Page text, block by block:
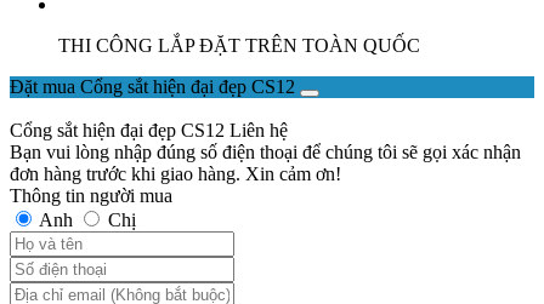
THI CÔNG LẮP ĐẶT TRÊN TOÀN QUỐC
Đặt mua Cổng sắt hiện đại đẹp CS12
Cổng sắt hiện đại đẹp CS12 Liên hệ
Bạn vui lòng nhập đúng số điện thoại để chúng tôi sẽ gọi xác nhận
đơn hàng trước khi giao hàng. Xin cảm ơn!
Thông tin người mua
Anh
Chị